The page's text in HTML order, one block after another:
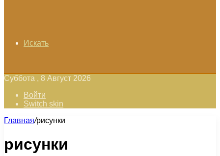
Искать
Суббота , 8 Август 2026
Войти
Switch skin
Главная/рисунки
рисунки